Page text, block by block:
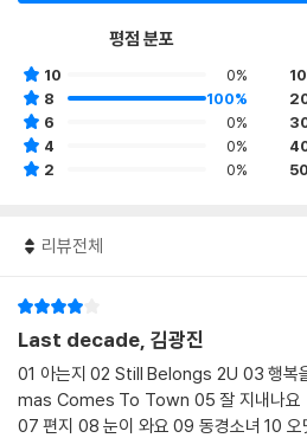
평점 분포
10
0%
8
100%
6
0%
4
0%
2
0%
리뷰전체
Last decade, 김광진
01 아는지 02 Still Belongs 2U 03 행
mas Comes To Town 05 잘 지내나
07 편지 08 눈이 와요 09 동경소녀 10